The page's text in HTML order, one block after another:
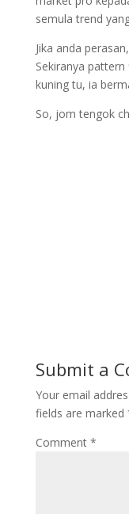
semula trend
Jika anda
Sekiranya
kuning tu, ia
So, jom tengok
Submit a
Your email
fields are marked
Comment *